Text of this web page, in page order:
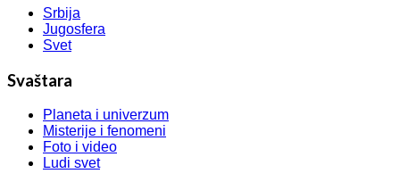
Srbija
Jugosfera
Svet
Svaštara
Planeta i univerzum
Misterije i fenomeni
Foto i video
Ludi svet